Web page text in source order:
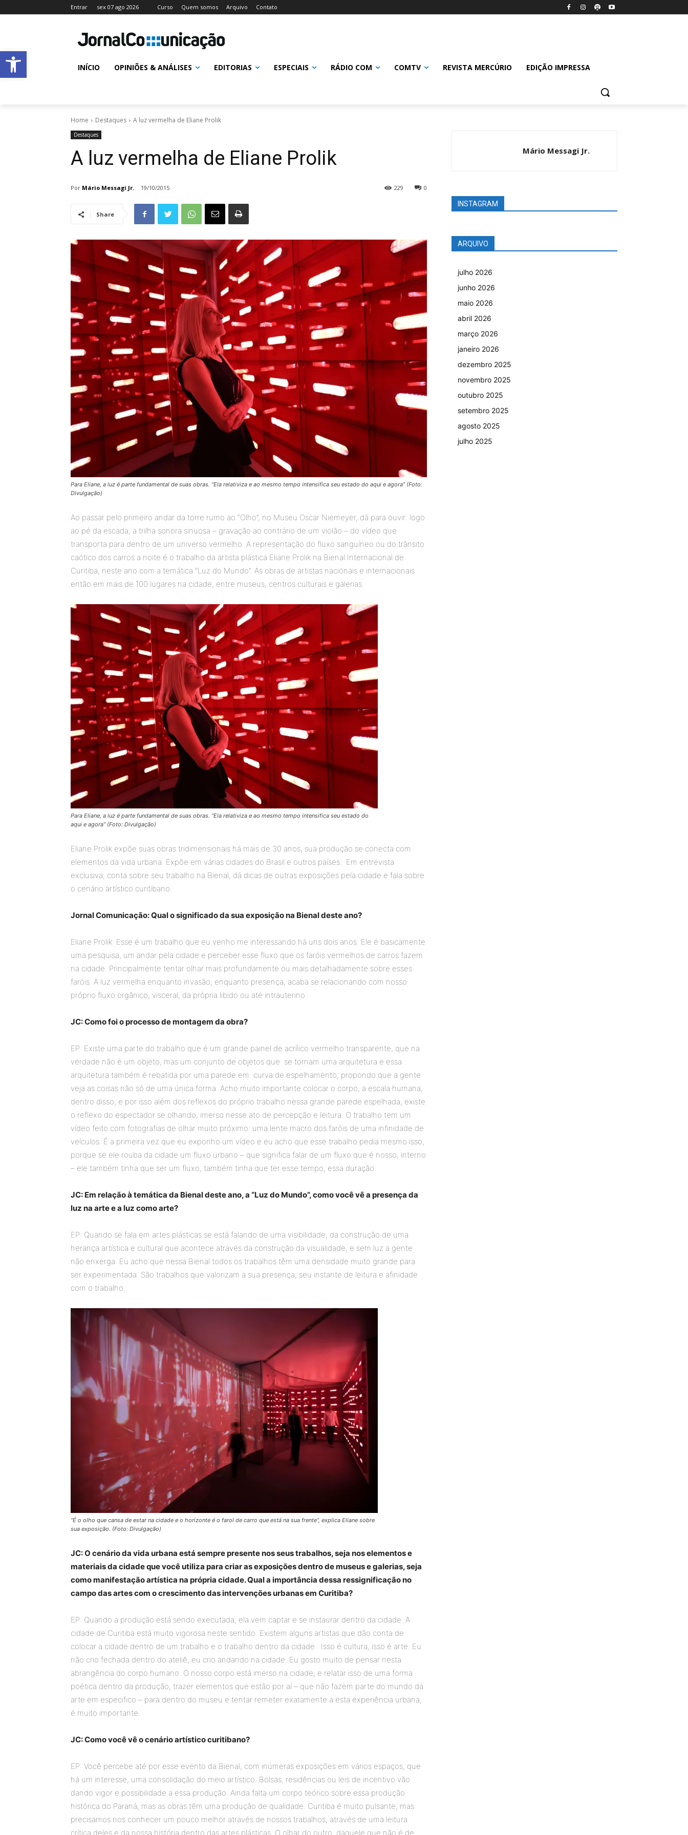
Abrir a barra de ferramentas
Entrar sex 07 ago 2026 Curso Quem somos Arquivo Contato
INÍCIO OPINIÕES & ANÁLISES EDITORIAS ESPECIAIS RÁDIO COM COMTV REVISTA MERCÚRIO EDIÇÃO IMPRESSA
Home Destaques A luz vermelha de Eliane Prolik
Destaques
A luz vermelha de Eliane Prolik
Por Mário Messagi Jr. 19/10/2015 0
229
Share
Para Eliane, a luz é parte fundamental de suas obras. “Ela relativiza e ao mesmo tempo intensifica seu estado do aqui e agora” (Foto:
Divulgação)
Ao passar pelo primeiro andar da torre rumo ao “Olho”, no Museu Oscar Niemeyer, dá para ouvir: logo
ao pé da escada, a trilha sonora sinuosa – gravação ao contrário de um violão – do vídeo que
transporta para dentro de um universo vermelho. A representação do fluxo sanguíneo ou do trânsito
caótico dos carros a noite é o trabalho da artista plástica Eliane Prolik na Bienal Internacional de
Curitiba, neste ano com a temática “Luz do Mundo”. As obras de artistas nacionais e internacionais
então em mais de 100 lugares na cidade, entre museus, centros culturais e galerias.
Para Eliane, a luz é parte fundamental de suas obras. “Ela relativiza e ao mesmo tempo intensifica seu estado do
aqui e agora” (Foto: Divulgação)
Eliane Prolik expõe suas obras tridimensionais há mais de 30 anos, sua produção se conecta com
elementos da vida urbana. Expõe em várias cidades do Brasil e outros países. Em entrevista
exclusiva, conta sobre seu trabalho na Bienal, dá dicas de outras exposições pela cidade e fala sobre
o cenário artístico curitibano.
Jornal Comunicação: Qual o significado da sua exposição na Bienal deste ano?
Eliane Prolik: Esse é um trabalho que eu venho me interessando há uns dois anos. Ele é basicamente
uma pesquisa, um andar pela cidade e perceber esse fluxo que os faróis vermelhos de carros fazem
na cidade. Principalmente tentar olhar mais profundamente ou mais detalhadamente sobre esses
faróis. A luz vermelha enquanto invasão, enquanto presença, acaba se relacionando com nosso
próprio fluxo orgânico, visceral, da própria libido ou até intrauterino.
JC: Como foi o processo de montagem da obra?
EP: Existe uma parte do trabalho que é um grande painel de acrílico vermelho transparente, que na
verdade não é um objeto, mas um conjunto de objetos que se tornam uma arquitetura e essa
arquitetura também é rebatida por uma parede em curva de espelhamento, propondo que a gente
veja as coisas não só de uma única forma. Acho muito importante colocar o corpo, a escala humana,
dentro disso, e por isso além dos reflexos do próprio trabalho nessa grande parede espelhada, existe
o reflexo do espectador se olhando, imerso nesse ato de percepção e leitura. O trabalho tem um
vídeo feito com fotografias de olhar muito próximo: uma lente macro dos faróis de uma infinidade de
veículos. É a primeira vez que eu exponho um vídeo e eu acho que esse trabalho pedia mesmo isso,
porque se ele rouba da cidade um fluxo urbano – que significa falar de um fluxo que é nosso, interno
– ele também tinha que ser um fluxo, também tinha que ter esse tempo, essa duração.
JC: Em relação à temática da Bienal deste ano, a “Luz do Mundo”, como você vê a presença da
luz na arte e a luz como arte?
EP: Quando se fala em artes plásticas se está falando de uma visibilidade, da construção de uma
herança artística e cultural que acontece através da construção da visualidade, e sem luz a gente
não enxerga. Eu acho que nessa Bienal todos os trabalhos têm uma densidade muito grande para
ser experimentada. São trabalhos que valorizam a sua presença, seu instante de leitura e afinidade
com o trabalho.
“É o olho que cansa de estar na cidade e o horizonte é o farol de carro que está na sua frente”, explica Eliane sobre
sua exposição. (Foto: Divulgação)
JC: O cenário da vida urbana está sempre presente nos seus trabalhos, seja nos elementos e
materiais da cidade que você utiliza para criar as exposições dentro de museus e galerias, seja
como manifestação artística na própria cidade. Qual a importância dessa ressignificação no
campo das artes com o crescimento das intervenções urbanas em Curitiba?
EP: Quando a produção está sendo executada, ela vem captar e se instaurar dentro da cidade. A
cidade de Curitiba está muito vigorosa neste sentido. Existem alguns artistas que dão conta de
colocar a cidade dentro de um trabalho e o trabalho dentro da cidade. Isso é cultura, isso é arte. Eu
não crio fechada dentro do ateliê, eu crio andando na cidade. Eu gosto muito de pensar nesta
abrangência do corpo humano. O nosso corpo está imerso na cidade, e relatar isso de uma forma
poética dentro da produção, trazer elementos que estão por aí – que não fazem parte do mundo da
arte em especifico – para dentro do museu e tentar remeter exatamente a esta experiência urbana,
é muito importante.
JC: Como você vê o cenário artístico curitibano?
EP: Você percebe até por esse evento da Bienal, com inúmeras exposições em vários espaços, que
há um interesse, uma consolidação do meio artístico. Bolsas, residências ou leis de incentivo vão
dando vigor e possibilidade a essa produção. Ainda falta um corpo teórico sobre essa produção
histórica do Paraná, mas as obras têm uma produção de qualidade. Curitiba é muito pulsante, mas
precisamos nos conhecer um pouco melhor através de nossos trabalhos, através de uma leitura
crítica deles e da nossa história dentro das artes plásticas. O olhar do outro, daquele que não é de
Mário Messagi Jr.
INSTAGRAM
ARQUIVO
julho 2026
junho 2026
maio 2026
abril 2026
março 2026
janeiro 2026
dezembro 2025
novembro 2025
outubro 2025
setembro 2025
agosto 2025
julho 2025